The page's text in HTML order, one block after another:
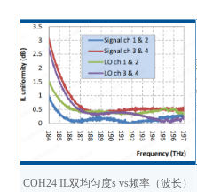
COH24 IL双均匀度s vs频率（波长）